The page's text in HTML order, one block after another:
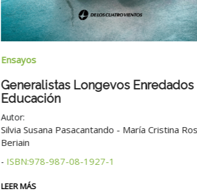
Ensayos
Generalistas Longevos Enredados
Educación
Autor:
Silvia Susana Pasacantando - María Cristina
Beriain
- ISBN:978-987-08-1927-1
LEER MÁS